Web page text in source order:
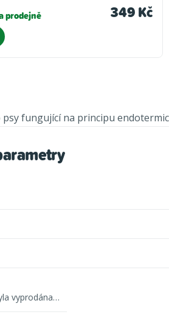
prodejně 349 Kč
fungující na principu
vyprodána…